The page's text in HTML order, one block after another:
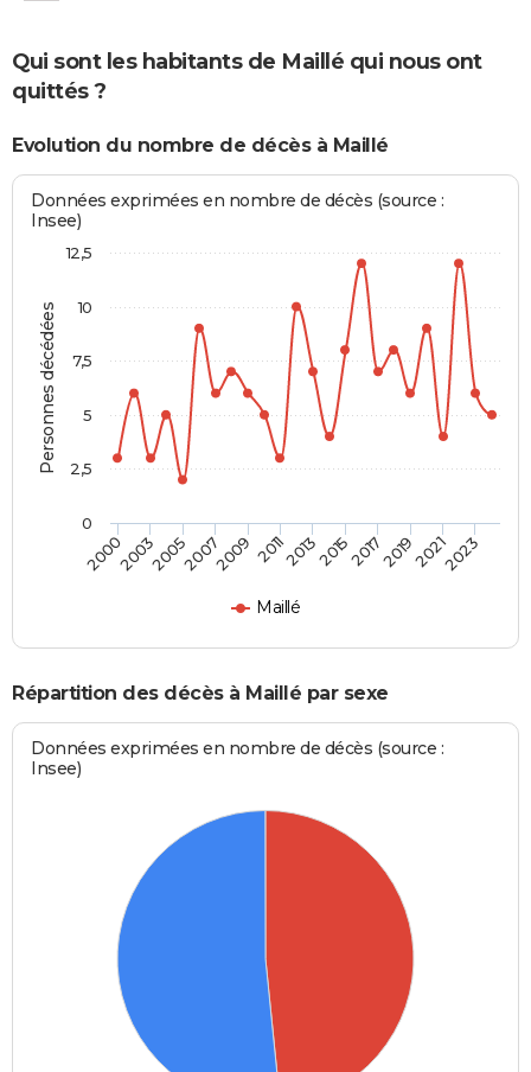
Qui sont les habitants de Maillé qui nous ont
quittés ?
Evolution du nombre de décès à Maillé
Personnes décédées
Données exprimées en nombre de décès (source :
Insee)
Maillé
20002003200520072009 2011201320152017201920212023
0
2,5
5
7,5
10
12,5
Répartition des décès à Maillé par sexe
Données exprimées en nombre de décès (source :
Insee)